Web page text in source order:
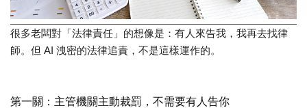
很多老闆對「法律責任」的想像是：有人來告我，我再去找律
師。但 AI 洩密的法律追責，不是這樣運作的。
第一關：主管機關主動裁罰，不需要有人告你